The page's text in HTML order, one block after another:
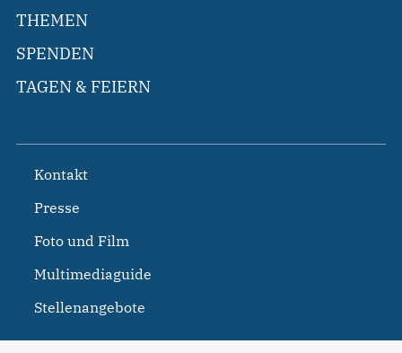
THEMEN
SPENDEN
TAGEN & FEIERN
Kontakt
Presse
Foto und Film
Multimediaguide
Stellenangebote